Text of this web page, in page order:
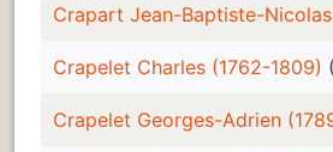
Crapart Jean-Baptiste-Nicolas
Crapelet Charles (1762-1809)
Crapelet Georges-Adrien